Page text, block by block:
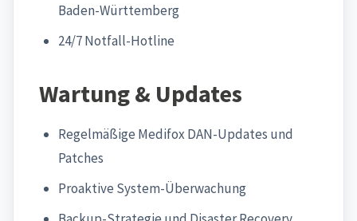
Baden-Württemberg
24/7 Notfall-Hotline
Wartung & Updates
Regelmäßige Medifox DAN-Updates und
Patches
Proaktive System-Überwachung